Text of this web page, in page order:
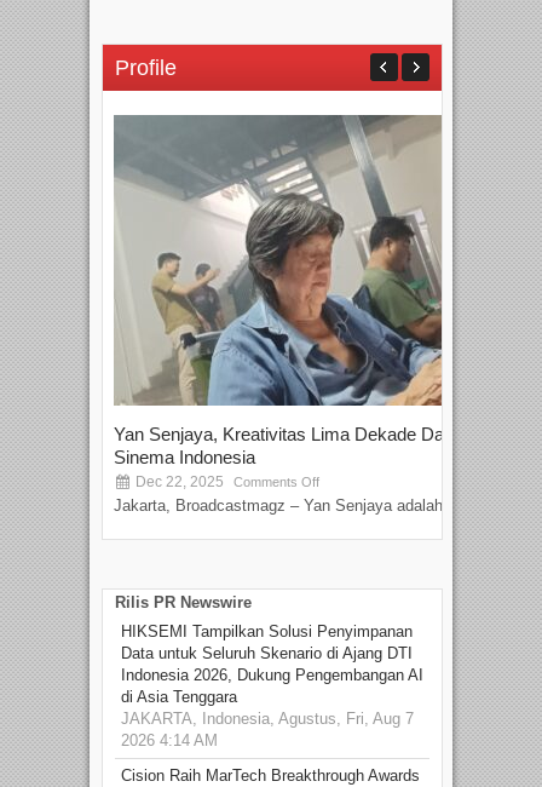
Profile
Yan Senjaya, Kreativitas Lima Dekade Dalam
Sinema Indonesia
Dec 22, 2025 Comments Off
Jakarta, Broadcastmagz – Yan Senjaya adalah...
Rilis PR Newswire
HIKSEMI Tampilkan Solusi Penyimpanan
Data untuk Seluruh Skenario di Ajang DTI
Indonesia 2026, Dukung Pengembangan AI
di Asia Tenggara
JAKARTA, Indonesia, Agustus, Fri, Aug 7
2026 4:14 AM
Cision Raih MarTech Breakthrough Awards